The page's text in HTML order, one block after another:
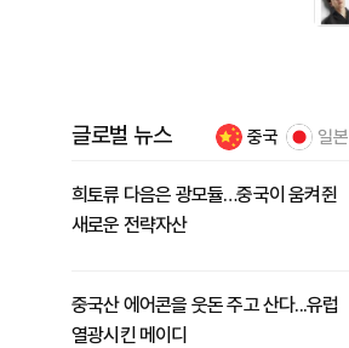
글로벌 뉴스 중국 일본
희토류 다음은 광모듈…중국이 움켜쥔
새로운 전략자산
중국산 에어콘을 웃돈 주고 산다...유럽
열광시킨 메이디